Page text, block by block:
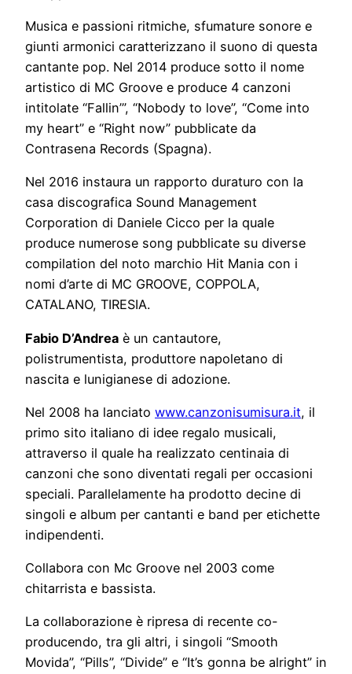
Musica e passioni ritmiche, sfumature sonore e
giunti armonici caratterizzano il suono di questa
cantante pop. Nel 2014 produce sotto il nome
artistico di MC Groove e produce 4 canzoni
intitolate “Fallin’”, “Nobody to love”, “Come into
my heart” e “Right now” pubblicate da
Contrasena Records (Spagna).
Nel 2016 instaura un rapporto duraturo con la
casa discografica Sound Management
Corporation di Daniele Cicco per la quale
produce numerose song pubblicate su diverse
compilation del noto marchio Hit Mania con i
nomi d’arte di MC GROOVE, COPPOLA,
CATALANO, TIRESIA.
Fabio D’Andrea è un cantautore,
polistrumentista, produttore napoletano di
nascita e lunigianese di adozione.
Nel 2008 ha lanciato www.canzonisumisura.it, il
primo sito italiano di idee regalo musicali,
attraverso il quale ha realizzato centinaia di
canzoni che sono diventati regali per occasioni
speciali. Parallelamente ha prodotto decine di
singoli e album per cantanti e band per etichette
indipendenti.
Collabora con Mc Groove nel 2003 come
chitarrista e bassista.
La collaborazione è ripresa di recente co-
producendo, tra gli altri, i singoli “Smooth
Movida”, “Pills”, “Divide” e “It’s gonna be alright” in